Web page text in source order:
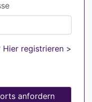
Hier registrieren >
anfordern